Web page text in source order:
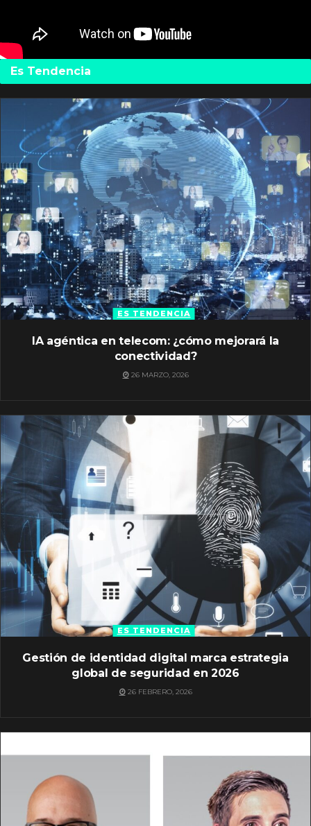
Es Tendencia
ES TENDENCIA
IA agéntica en telecom: ¿cómo mejorará la
conectividad?
26 MARZO, 2026
ES TENDENCIA
Gestión de identidad digital marca estrategia
global de seguridad en 2026
26 FEBRERO, 2026